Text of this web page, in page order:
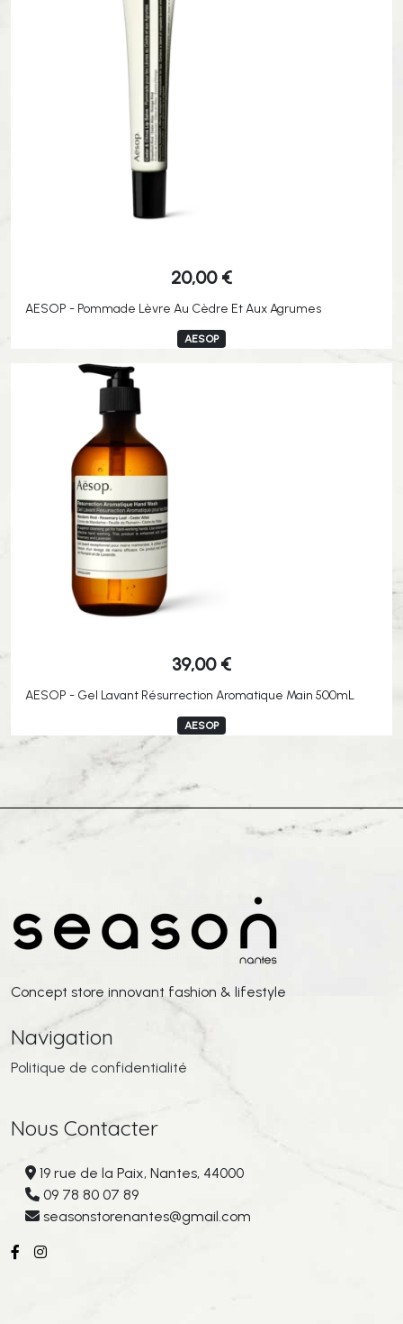
20,00 €
AESOP - Pommade Lèvre Au Cèdre Et Aux Agrumes
AESOP
39,00 €
AESOP - Gel Lavant Résurrection Aromatique Main 500mL
AESOP
Concept store innovant fashion & lifestyle
Navigation
Politique de confidentialité
Nous Contacter
19 rue de la Paix, Nantes, 44000
09 78 80 07 89
seasonstorenantes@gmail.com